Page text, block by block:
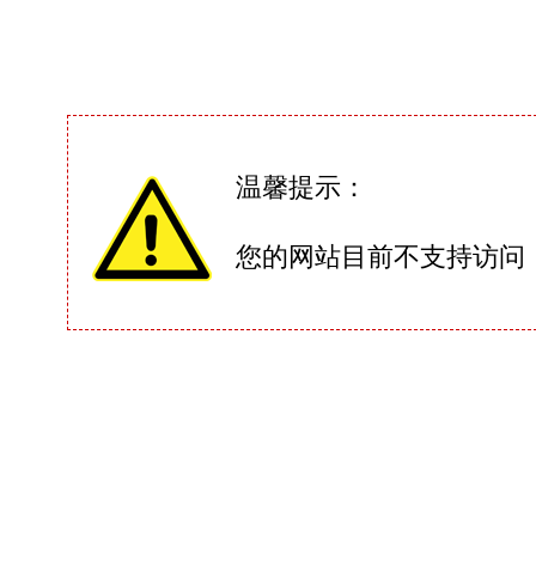
温馨提示：
您的网站目前不支持访